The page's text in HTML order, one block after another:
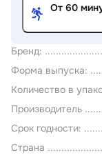
Бренд:
Форма выпуска:
Количество в
Производитель
Срок годности:
Страна
От 60